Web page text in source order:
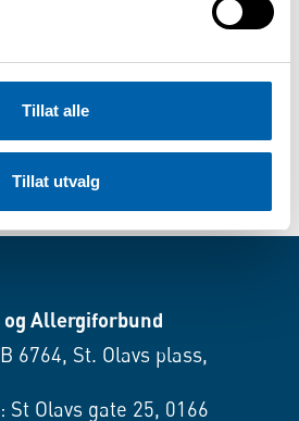
Tillat alle
Tillat utvalg
gjelder.
818 (Mona Marthinussen)
og Allergiforbund
6764, St. Olavs plass,
St Olavs gate 25, 0166